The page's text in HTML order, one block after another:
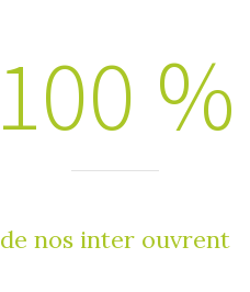
100 %
de nos inter ouvrent